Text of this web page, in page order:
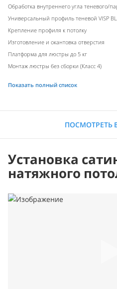
Обработка внутреннего угла теневого/
Универсальный профиль теневой VISP
Крепление профиля к потолку
Изготовление и окантовка отверстия
Платформа для люстры до 5 кг
Монтаж люстры без сборки (Класс 4)
Показать полный список
ПОСМОТРЕТЬ
Установка
натяжного